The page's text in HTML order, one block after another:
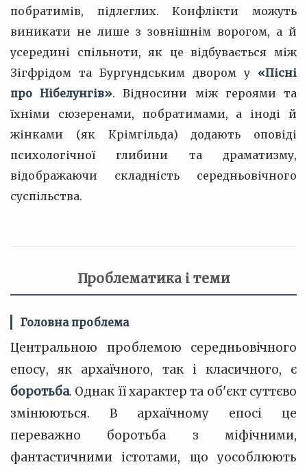
побратимів, підлеглих. Конфлікти можуть
виникати не лише з зовнішнім ворогом, а й
усередині спільноти, як це відбувається між
Зігфрідом та Бургундським двором у «Пісні
про Нібелунгів». Відносини між героями та
їхніми сюзеренами, побратимами, а іноді й
жінками (як Крімгільда) додають оповіді
психологічної глибини та драматизму,
відображаючи складність середньовічного
суспільства.
Проблематика і теми
Головна проблема
Центральною проблемою середньовічного
епосу, як архаїчного, так і класичного, є
боротьба. Однак її характер та об'єкт суттєво
змінюються. В архаїчному епосі це
переважно боротьба з міфічними,
фантастичними істотами, що уособлюють